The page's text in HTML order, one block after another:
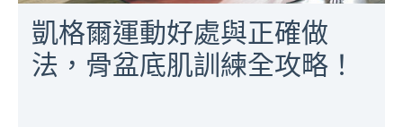
凱格爾運動好處與正確做
法，骨盆底肌訓練全攻略！